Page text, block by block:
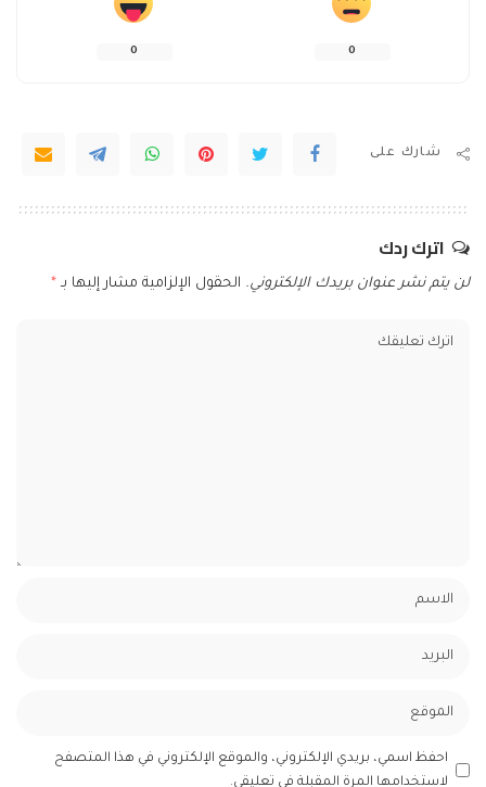
0
0
شارك على
اترك ردك
لن يتم نشر عنوان بريدك الإلكتروني. الحقول الإلزامية مشار إليها بـ *
احفظ اسمي، بريدي الإلكتروني، والموقع الإلكتروني في هذا المتصفح
لاستخدامها المرة المقبلة في تعليقي.